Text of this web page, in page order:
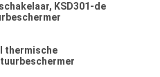
KSD301-de
thermische